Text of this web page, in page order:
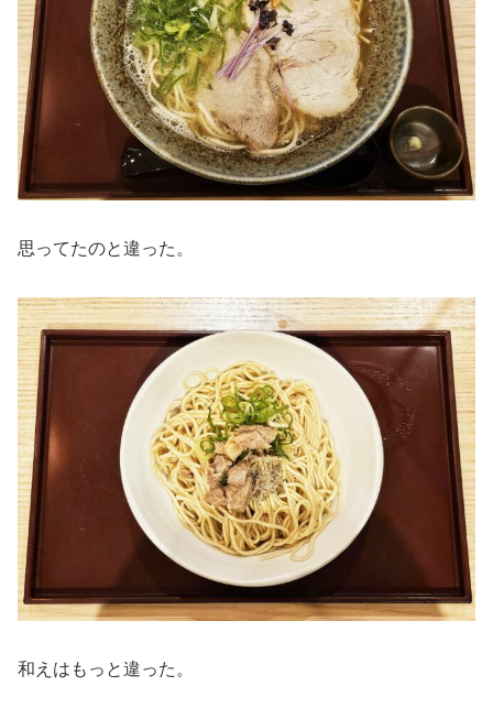
思ってたのと違った。
和えはもっと違った。